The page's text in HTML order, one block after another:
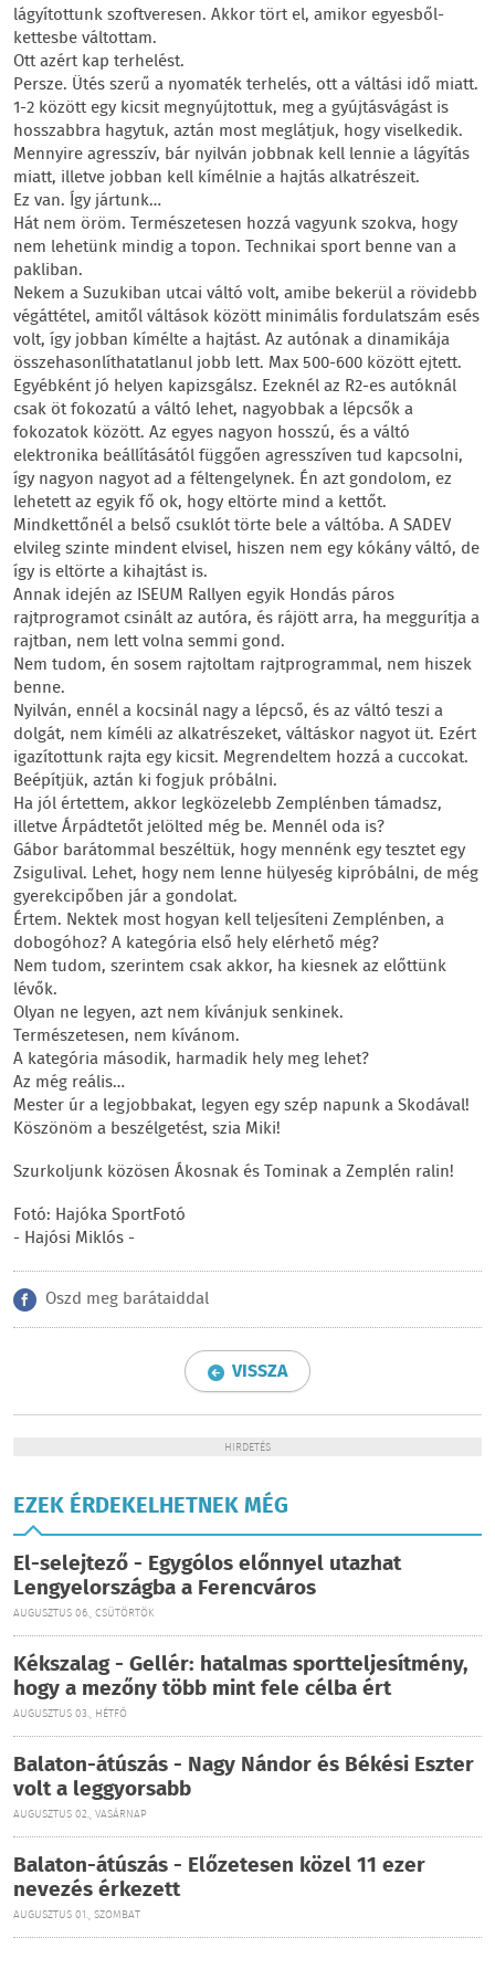
lágyítottunk szoftveresen. Akkor tört el, amikor egyesből-
kettesbe váltottam.
Ott azért kap terhelést.
Persze. Ütés szerű a nyomaték terhelés, ott a váltási idő miatt.
1-2 között egy kicsit megnyújtottuk, meg a gyújtásvágást is
hosszabbra hagytuk, aztán most meglátjuk, hogy viselkedik.
Mennyire agresszív, bár nyilván jobbnak kell lennie a lágyítás
miatt, illetve jobban kell kímélnie a hajtás alkatrészeit.
Ez van. Így jártunk…
Hát nem öröm. Természetesen hozzá vagyunk szokva, hogy
nem lehetünk mindig a topon. Technikai sport benne van a
pakliban.
Nekem a Suzukiban utcai váltó volt, amibe bekerül a rövidebb
végáttétel, amitől váltások között minimális fordulatszám esés
volt, így jobban kímélte a hajtást. Az autónak a dinamikája
összehasonlíthatatlanul jobb lett. Max 500-600 között ejtett.
Egyébként jó helyen kapizsgálsz. Ezeknél az R2-es autóknál
csak öt fokozatú a váltó lehet, nagyobbak a lépcsők a
fokozatok között. Az egyes nagyon hosszú, és a váltó
elektronika beállításától függően agresszíven tud kapcsolni,
így nagyon nagyot ad a féltengelynek. Én azt gondolom, ez
lehetett az egyik fő ok, hogy eltörte mind a kettőt.
Mindkettőnél a belső csuklót törte bele a váltóba. A SADEV
elvileg szinte mindent elvisel, hiszen nem egy kókány váltó, de
így is eltörte a kihajtást is.
Annak idején az ISEUM Rallyen egyik Hondás páros
rajtprogramot csinált az autóra, és rájött arra, ha meggurítja a
rajtban, nem lett volna semmi gond.
Nem tudom, én sosem rajtoltam rajtprogrammal, nem hiszek
benne.
Nyilván, ennél a kocsinál nagy a lépcső, és az váltó teszi a
dolgát, nem kíméli az alkatrészeket, váltáskor nagyot üt. Ezért
igazítottunk rajta egy kicsit. Megrendeltem hozzá a cuccokat.
Beépítjük, aztán ki fogjuk próbálni.
Ha jól értettem, akkor legközelebb Zemplénben támadsz,
illetve Árpádtetőt jelölted még be. Mennél oda is?
Gábor barátommal beszéltük, hogy mennénk egy tesztet egy
Zsigulival. Lehet, hogy nem lenne hülyeség kipróbálni, de még
gyerekcipőben jár a gondolat.
Értem. Nektek most hogyan kell teljesíteni Zemplénben, a
dobogóhoz? A kategória első hely elérhető még?
Nem tudom, szerintem csak akkor, ha kiesnek az előttünk
lévők.
Olyan ne legyen, azt nem kívánjuk senkinek.
Természetesen, nem kívánom.
A kategória második, harmadik hely meg lehet?
Az még reális…
Mester úr a legjobbakat, legyen egy szép napunk a Skodával!
Köszönöm a beszélgetést, szia Miki!
Szurkoljunk közösen Ákosnak és Tominak a Zemplén ralin!
Fotó: Hajóka SportFotó
- Hajósi Miklós -
Oszd meg barátaiddal
VISSZA
HIRDETÉS
EZEK ÉRDEKELHETNEK MÉG
El-selejtező - Egygólos előnnyel utazhat
Lengyelországba a Ferencváros
AUGUSZTUS 06., CSÜTÖRTÖK
Kékszalag - Gellér: hatalmas sportteljesítmény,
hogy a mezőny több mint fele célba ért
AUGUSZTUS 03., HÉTFŐ
Balaton-átúszás - Nagy Nándor és Békési Eszter
volt a leggyorsabb
AUGUSZTUS 02., VASÁRNAP
Balaton-átúszás - Előzetesen közel 11 ezer
nevezés érkezett
AUGUSZTUS 01., SZOMBAT